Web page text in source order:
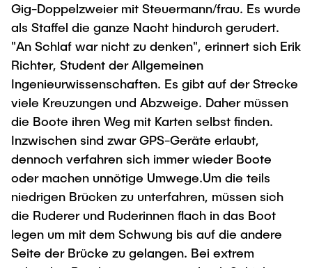
Gig-Doppelzweier mit Steuermann/frau. Es wurde
als Staffel die ganze Nacht hindurch gerudert.
"An Schlaf war nicht zu denken", erinnert sich Erik
Richter, Student der Allgemeinen
Ingenieurwissenschaften. Es gibt auf der Strecke
viele Kreuzungen und Abzweige. Daher müssen
die Boote ihren Weg mit Karten selbst finden.
Inzwischen sind zwar GPS-Geräte erlaubt,
dennoch verfahren sich immer wieder Boote
oder machen unnötige Umwege.Um die teils
niedrigen Brücken zu unterfahren, müssen sich
die Ruderer und Ruderinnen flach in das Boot
legen um mit dem Schwung bis auf die andere
Seite der Brücke zu gelangen. Bei extrem